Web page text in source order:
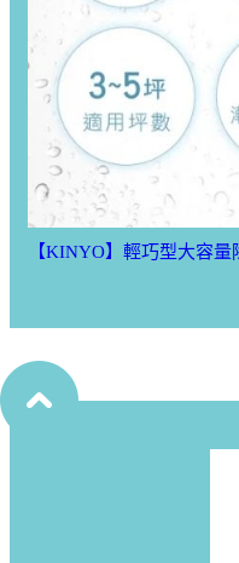
【KINYO】輕巧型大容